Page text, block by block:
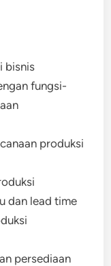
bisnis
fungsi-
produksi
dan lead time
persediaan